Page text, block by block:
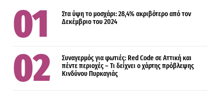
Στα ύψη το μοσχάρι: 28,4% ακριβότερο από τον
Δεκέμβριο του 2024
Συναγερμός για φωτιές: Red Code σε Αττική και
πέντε περιοχές – Τι δείχνει ο χάρτης πρόβλεψης
Κινδύνου Πυρκαγιάς